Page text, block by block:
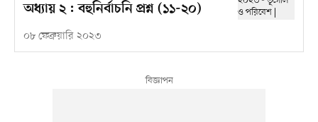
অধ্যায় ২ : বহুনির্বাচনি প্রশ্ন (১১-২০)
০৮ ফেব্রুয়ারি ২০২৩